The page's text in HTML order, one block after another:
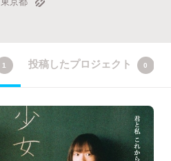
1 投稿したプロジェクト 0